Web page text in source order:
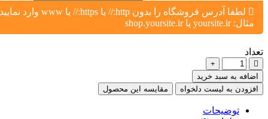
لطفا آدرس فروشگاه را بدون http:// یا https:// یا www وارد نمایید،
مثال: yoursite.ir یا shop.yoursite.ir
به سبد خرید
به لیست دلخواه
مقایسه این محصول
توضیحات